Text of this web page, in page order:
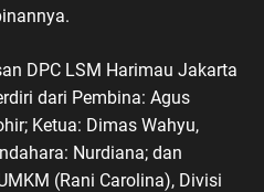
DPC LSM Harimau Jakarta
dari Pembina: Agus
Ketua: Dimas Wahyu,
Nurdiana; dan
(Rani Carolina), Divisi